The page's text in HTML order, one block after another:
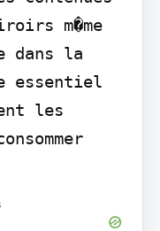
m�me
dans la
essentiel
les